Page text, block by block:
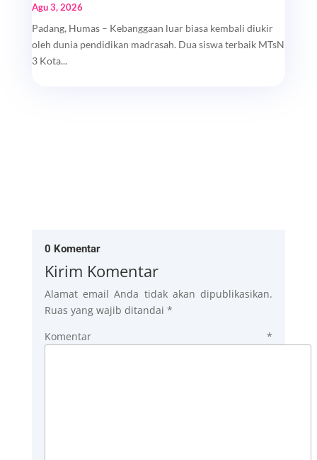
Agu 3, 2026
Padang, Humas – Kebanggaan luar biasa kembali diukir
oleh dunia pendidikan madrasah. Dua siswa terbaik MTsN
3 Kota...
0 Komentar
Kirim Komentar
Alamat email Anda tidak akan dipublikasikan.
Ruas yang wajib ditandai *
Komentar*